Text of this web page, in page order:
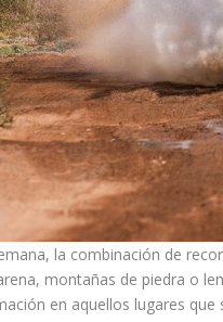
la combinación de
montañas de piedra o
en aquellos lugares